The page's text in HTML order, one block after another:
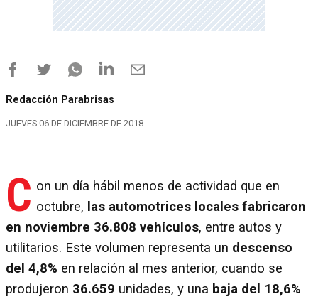
Redacción Parabrisas
JUEVES 06 DE DICIEMBRE DE 2018
C on un día hábil menos de actividad que en
octubre, las automotrices locales fabricaron
en noviembre 36.808 vehículos, entre autos y
utilitarios. Este volumen representa un descenso
del 4,8% en relación al mes anterior, cuando se
produjeron 36.659 unidades, y una baja del 18,6%